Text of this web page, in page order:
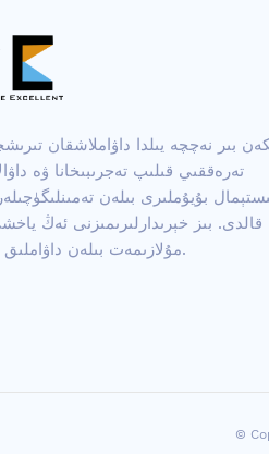
بىر نەچچە يىلدا داۋاملاشقان
بۇيۇملىرى بىلەن
قالدى. بىز خېرىدارلىرىمىزنى ئەڭ
مۇلازىمەت بىلەن داۋاملىق كاپالەتلەندۈرىمىز.
©